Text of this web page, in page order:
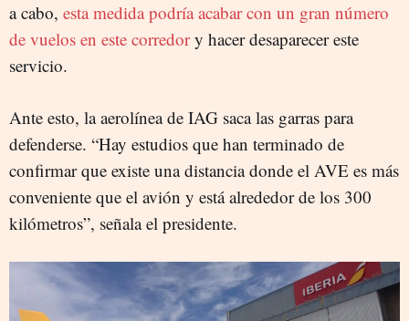
a cabo, esta medida podría acabar con un gran número
de vuelos en este corredory hacer desaparecer este
servicio.
Ante esto, la aerolínea de IAG saca las garras para
defenderse. “Hay estudios que han terminado de
confirmar que existe una distancia donde el AVE es más
conveniente que el avión y está alrededor de los 300
kilómetros”, señala el presidente.